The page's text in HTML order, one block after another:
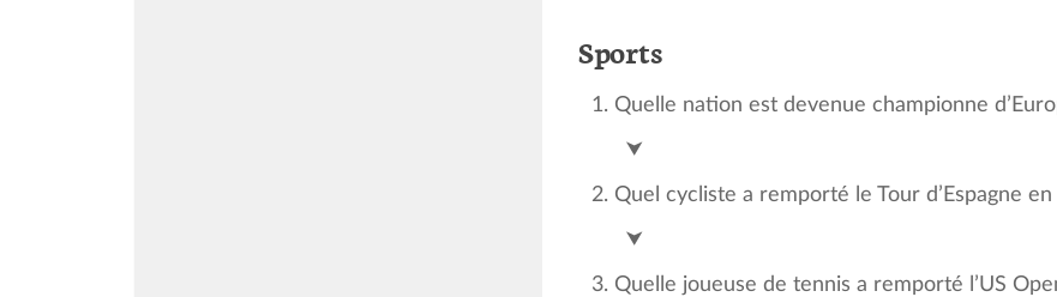
Sports
Quelle nation est devenue championne
Espagne
⮟
Quel cycliste a remporté le Tour d’Espagne
Fabio Aru
⮟
Quelle joueuse de tennis a remporté l’US